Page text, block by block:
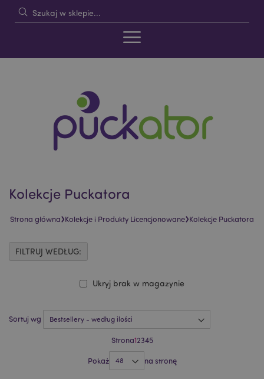
Kolekcje Puckatora
Strona główna›Kolekcje i Produkty Licencjonowane›Kolekcje Puckatora
Sortuj wg
Strona12345
Pokaż na stronę
Ukryj brak w magazynie
FILTRUJ WEDŁUG: